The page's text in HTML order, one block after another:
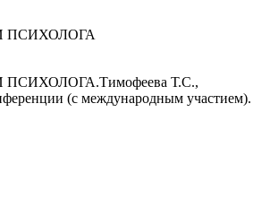
ПСИХОЛОГА
Т.С.,
(с международным участием).